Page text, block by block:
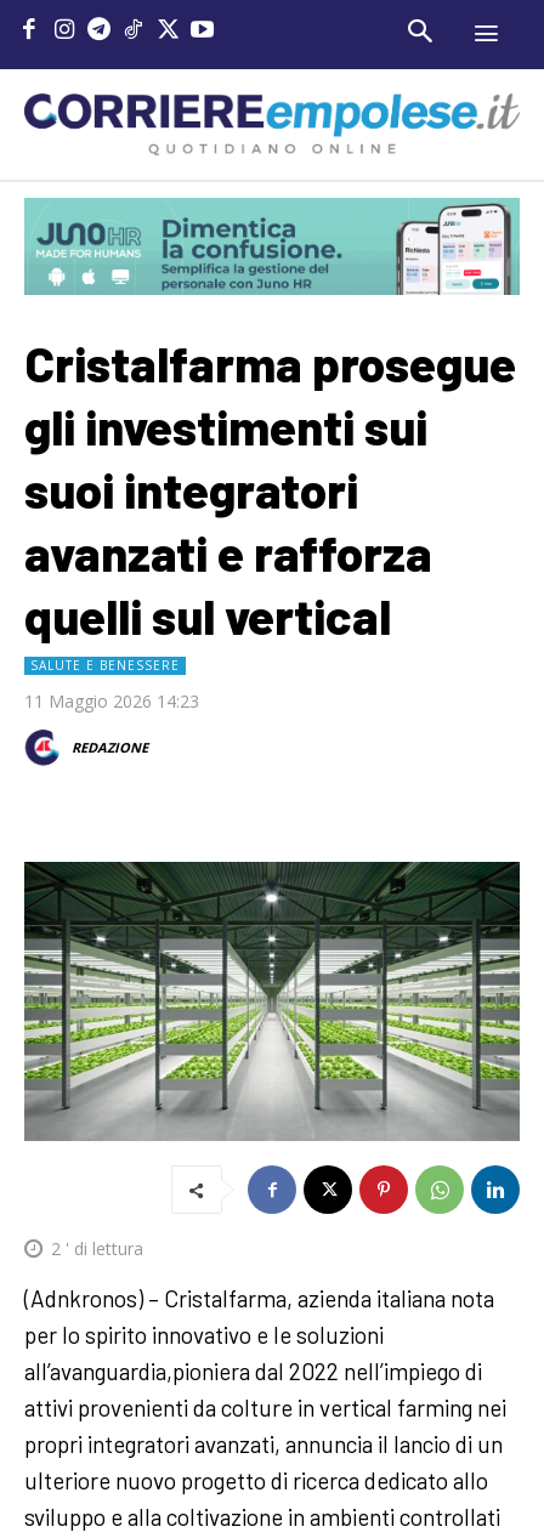
Cristalfarma prosegue
gli investimenti sui
suoi integratori
avanzati e rafforza
quelli sul vertical
SALUTE E BENESSERE
11 Maggio 2026 14:23
REDAZIONE
2 ' di lettura
(Adnkronos) – Cristalfarma, azienda italiana nota
per lo spirito innovativo e le soluzioni
all’avanguardia,pioniera dal 2022 nell’impiego di
attivi provenienti da colture in vertical farming nei
propri integratori avanzati, annuncia il lancio di un
ulteriore nuovo progetto di ricerca dedicato allo
sviluppo e alla coltivazione in ambienti controllati